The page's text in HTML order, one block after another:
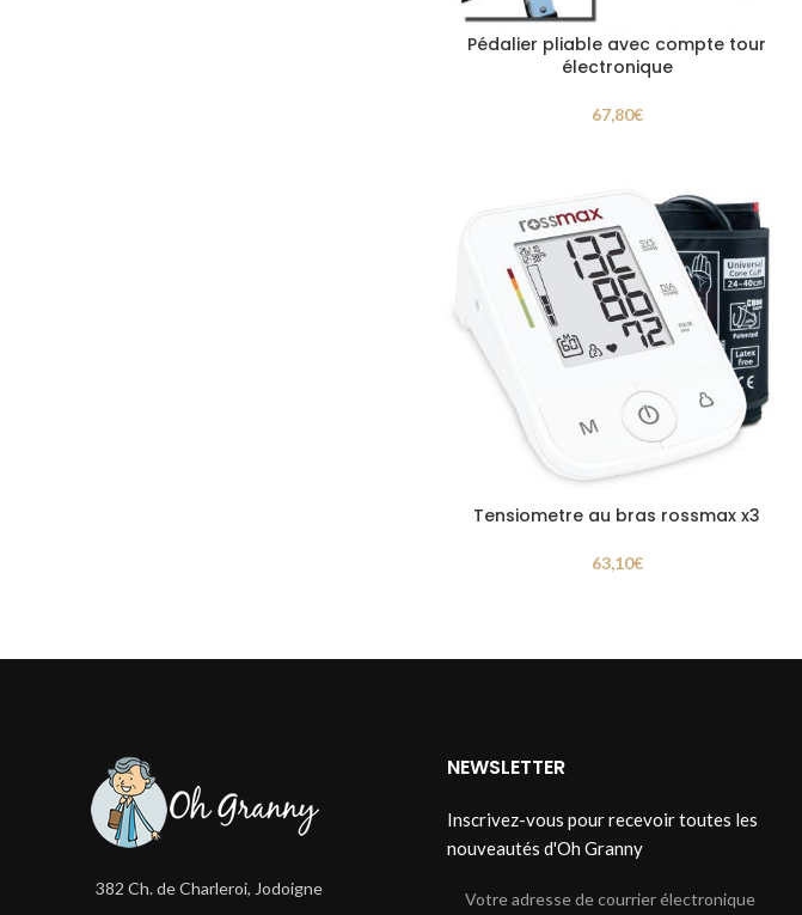
Pédalier pliable avec compte tour
électronique
67,80€
Tensiometre au bras rossmax x3
63,10€
382 Ch. de Charleroi, Jodoigne
NEWSLETTER
Inscrivez-vous pour recevoir toutes les
nouveautés d'Oh Granny